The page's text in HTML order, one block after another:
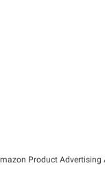
Product Advertising